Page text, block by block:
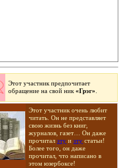
Этот участник предпочитает
обращение на свой ник«Грэг»
Этот участник очень любит
читать. Он не представляет
свою жизнь без книг,
журналов, газет… Он даже
прочиталэту иэту статьи!
Более того, он даже
прочитал, что написано в
этом юзербоксе!